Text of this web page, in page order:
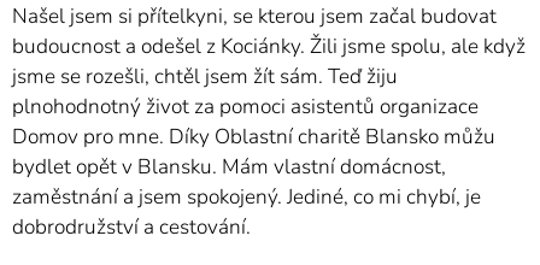
Našel jsem si přítelkyni, se kterou jsem začal budovat
budoucnost a odešel z Kociánky. Žili jsme spolu, ale když
jsme se rozešli, chtěl jsem žít sám. Teď žiju
plnohodnotný život za pomoci asistentů organizace
Domov pro mne. Díky Oblastní charitě Blansko můžu
bydlet opět v Blansku. Mám vlastní domácnost,
zaměstnání a jsem spokojený. Jediné, co mi chybí, je
dobrodružství a cestování.